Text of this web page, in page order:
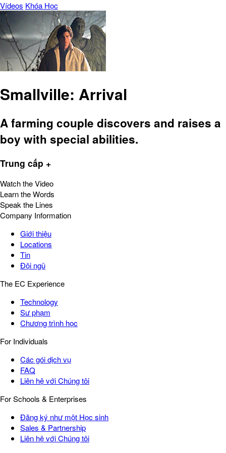
Vídeos Khóa Học
Smallville: Arrival
A farming couple discovers and raises a
boy with special abilities.
Trung cấp +
Watch the Video
Learn the Words
Speak the Lines
Company Information
Giới thiệu
Locations
Tin
Đội ngũ
The EC Experience
Technology
Sư phạm
Chương trình học
For Individuals
Các gói dịch vụ
FAQ
Liên hệ với Chúng tôi
For Schools & Enterprises
Đăng ký như một Học sinh
Sales & Partnership
Liên hệ với Chúng tôi